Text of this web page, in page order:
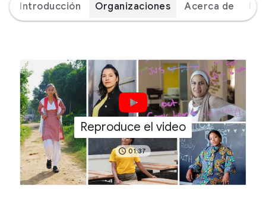
Introducción Organizaciones Acerca de
Reproduce el video
01:37